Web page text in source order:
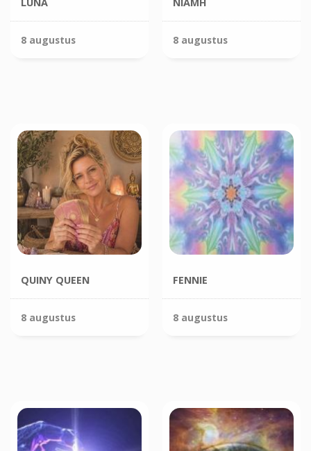
8 augustus 8 augustus
QUINY QUEEN
8 augustus
FENNIE
8 augustus